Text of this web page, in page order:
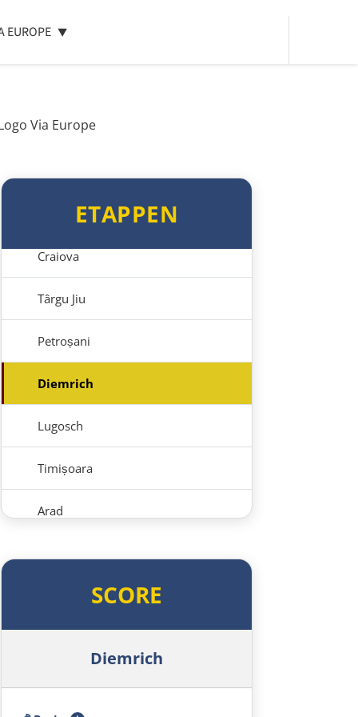
EUROPE
ETAPPEN
Blagoewgrad
Montana
Rumänien West
Craiova
Târgu Jiu
Petroșani
Diemrich
Lugosch
Timișoara
Arad
Ungarn Süd
SCORE
Diemrich